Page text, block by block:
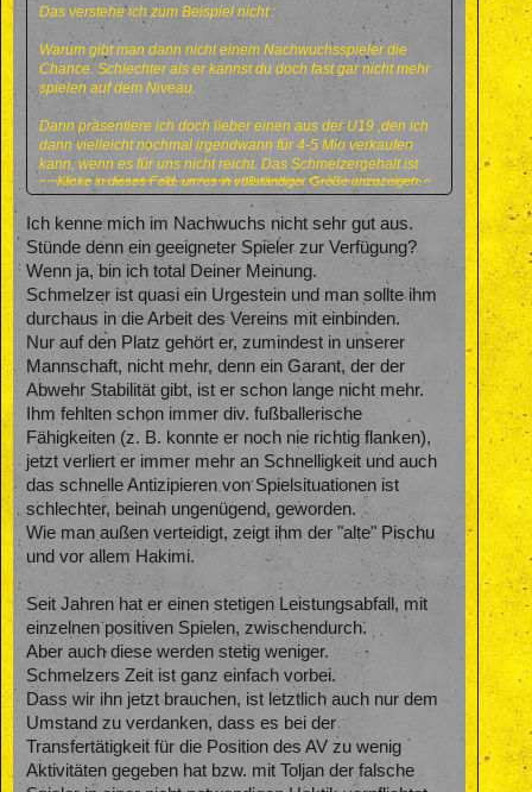
Das verstehe ich zum Beispiel nicht :
Warum gibt man dann nicht einem Nachwuchsspieler die
Chance. Schlechter als er kannst du doch fast gar nicht mehr
spielen auf dem Niveau.
Dann präsentiere ich doch lieber einen aus der U19 ,den ich
dann vielleicht nochmal irgendwann für 4-5 Mio verkaufen
kann, wenn es für uns nicht reicht. Das Schmelzergehalt ist
sowieso versenkt, einen fussballerischen Gegenwert werden
wir da nicht merh bekommen.
Klicke in dieses Feld, um es in vollständiger Größe anzuzeigen.
Ich kenne mich im Nachwuchs nicht sehr gut aus.
Stünde denn ein geeigneter Spieler zur Verfügung?
Wenn ja, bin ich total Deiner Meinung.
Schmelzer ist quasi ein Urgestein und man sollte ihm
durchaus in die Arbeit des Vereins mit einbinden.
Nur auf den Platz gehört er, zumindest in unserer
Mannschaft, nicht mehr, denn ein Garant, der der
Abwehr Stabilität gibt, ist er schon lange nicht mehr.
Ihm fehlten schon immer div. fußballerische
Fähigkeiten (z. B. konnte er noch nie richtig flanken),
jetzt verliert er immer mehr an Schnelligkeit und auch
das schnelle Antizipieren von Spielsituationen ist
schlechter, beinah ungenügend, geworden.
Wie man außen verteidigt, zeigt ihm der "alte" Pischu
und vor allem Hakimi.
Seit Jahren hat er einen stetigen Leistungsabfall, mit
einzelnen positiven Spielen, zwischendurch.
Aber auch diese werden stetig weniger.
Schmelzers Zeit ist ganz einfach vorbei.
Dass wir ihn jetzt brauchen, ist letztlich auch nur dem
Umstand zu verdanken, dass es bei der
Transfertätigkeit für die Position des AV zu wenig
Aktivitäten gegeben hat bzw. mit Toljan der falsche